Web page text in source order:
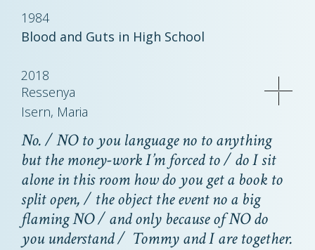
1984
Blood and Guts in High School
2018
Ressenya
Isern, Maria
No. / NO to you language no to anything
but the money-work I’m forced to / do I sit
alone in this room how do you get a book to
split open, / the object the event no a big
flaming NO / and only because of NO do
you understand / Tommy and I are together.